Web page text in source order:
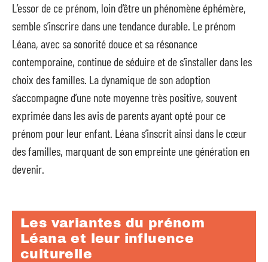
L’essor de ce prénom, loin d’être un phénomène éphémère,
semble s’inscrire dans une tendance durable. Le prénom
Léana, avec sa sonorité douce et sa résonance
contemporaine, continue de séduire et de s’installer dans les
choix des familles. La dynamique de son adoption
s’accompagne d’une note moyenne très positive, souvent
exprimée dans les avis de parents ayant opté pour ce
prénom pour leur enfant. Léana s’inscrit ainsi dans le cœur
des familles, marquant de son empreinte une génération en
devenir.
Les variantes du prénom
Léana et leur influence
culturelle